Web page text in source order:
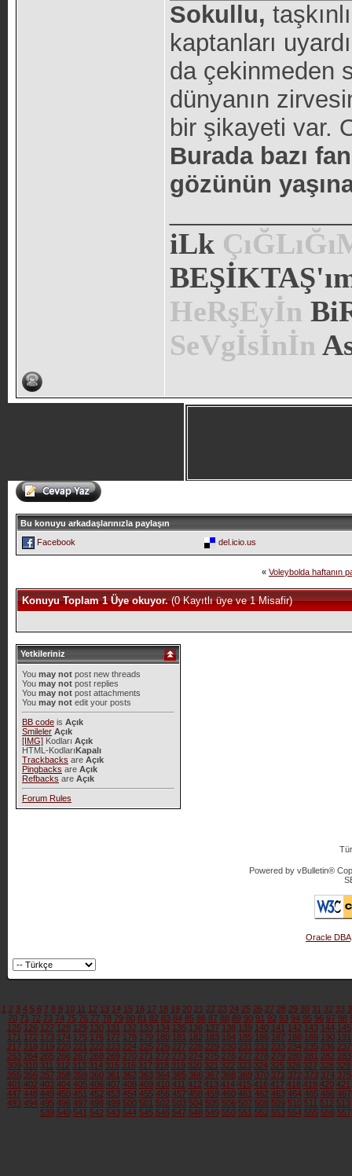
Sokullu,
kaptanları
da çekinmeden
dünyanın
bir şikayeti var.
Burada bazı
gözünün
iLk
HeRşEyİn
SeVgİsİnİn
Bu konuyu arkadaşlarınızla paylaşın
Facebook
del.icio.us
« Voleybolda haftanın
Konuyu Toplam 1 Üye okuyor.(0 Kayıtlı üye ve 1 Misafir)
Yetkileriniz
You may notpost new threads
You may notpost replies
You may notpost attachments
You may notedit your posts
BB codeis Açık
Smileler Açık
[IMG]Kodları Açık
HTML-KodlarıKapalı
Trackbacks are Açık
Pingbacks are Açık
Refbacks are Açık
Forum Rules
Powered by vBulletin®
Oracle DBA
1 2 3 4 5 6 7 8 9 10 11 12 13 14 15 16 17 18 19 20 21 22 23 24 25 26 27 28 29 30 31 32 33
70 71 72 73 74 75 76 77 78 79 80 81 82 83 84 85 86 87 88 89 90 91 92 93 94 95 96 97 98
125 126 127 128 129 130 131 132 133 134 135 136 137 138 139 140 141 142 143 144 145
171 172 173 174 175 176 177 178 179 180 181 182 183 184 185 186 187 188 189 190 191
217 218 219 220 221 222 223 224 225 226 227 228 229 230 231 232 233 234 235 236 237
263 264 265 266 267 268 269 270 271 272 273 274 275 276 277 278 279 280 281 282 283
309 310 311 312 313 314 315 316 317 318 319 320 321 322 323 324 325 326 327 328 329
355 356 357 358 359 360 361 362 363 364 365 366 367 368 369 370 371 372 373 374 375
401 402 403 404 405 406 407 408 409 410 411 412 413 414 415 416 417 418 419 420 421
447 448 449 450 451 452 453 454 455 456 457 458 459 460 461 462 463 464 465 466 467
493 494 495 496 497 498 499 500 501 502 503 504 505 506 507 508 509 510 511 512 513
539 540 541 542 543 544 545 546 547 548 549 550 551 552 553 554 555 556 557